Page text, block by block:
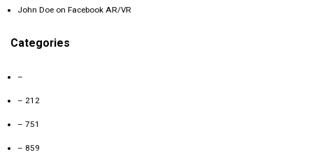
John Doe on Facebook AR/VR
Categories
–
– 212
– 751
– 859